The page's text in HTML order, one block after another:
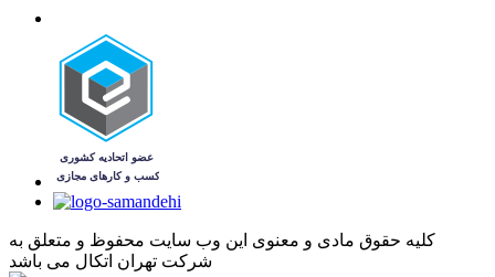
کليه حقوق مادی و معنوی اين وب سايت محفوظ و متعلق به
شرکت تهران اتکال می باشد